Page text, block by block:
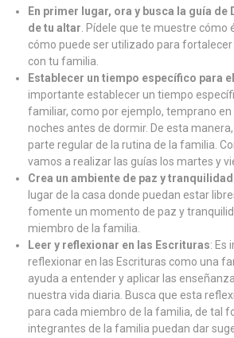
En primer lugar, ora y busca la guía de
de tu altar . Pídele que te muestre cómo
cómo puede ser utilizado para
con tu familia.
Establecer un tiempo específico para
importante establecer un tiempo
familiar, como por ejemplo, temprano en
noches antes de dormir. De esta
parte regular de la rutina de la familia.
vamos a realizar las guías los martes y
Crea un ambiente de paz y
lugar de la casa donde puedan estar
fomente un momento de paz y
miembro de la familia.
Leer y reflexionar en las Escrituras: Es
reflexionar en las Escrituras como una
ayuda a entender y aplicar las
nuestra vida diaria. Busca que esta
para cada miembro de la familia, de tal
integrantes de la familia puedan dar